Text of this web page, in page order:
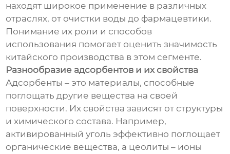
находят широкое применение в различных
отраслях, от очистки воды до фармацевтики.
Понимание их роли и способов
использования помогает оценить значимость
китайского производства в этом сегменте.
Разнообразие адсорбентов и их свойства
Адсорбенты – это материалы, способные
поглощать другие вещества на своей
поверхности. Их свойства зависят от структуры
и химического состава. Например,
активированный уголь эффективно поглощает
органические вещества, а цеолиты – ионы